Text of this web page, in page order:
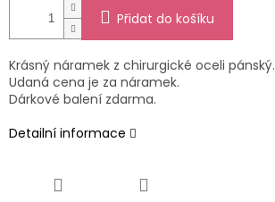
Přidat do košíku
Krásný náramek z chirurgické oceli pánský.
Udaná cena je za náramek.
Dárkové balení zdarma.
Detailní informace